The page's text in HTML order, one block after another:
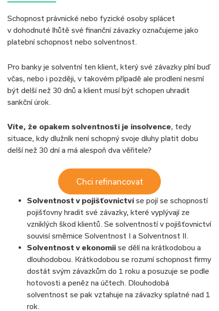
Schopnost právnické nebo fyzické osoby splácet
v dohodnuté lhůtě své finanční závazky označujeme jako
platební schopnost nebo solventnost.
Pro banky je solventní ten klient, který své závazky plní buď
včas, nebo i později, v takovém případě ale prodlení nesmí
být delší než 30 dnů a klient musí být schopen uhradit
sankční úrok.
Víte, že opakem solventnosti je insolvence, tedy
situace, kdy dlužník není schopný svoje dluhy platit dobu
delší než 30 dní a má alespoň dva věřitele?
Chci refinancovat
Solventnost v pojišťovnictvíse pojí se schopností
pojišťovny hradit své závazky, které vyplývají ze
vzniklých škod klientů. Se solventností v pojišťovnictví
souvisí směrnice Solventnost I a Solventnost II.
Solventnost v ekonomii se dělí na krátkodobou a
dlouhodobou. Krátkodobou se rozumí schopnost firmy
dostát svým závazkům do 1 roku a posuzuje se podle
hotovosti a peněz na účtech. Dlouhodobá
solventnost se pak vztahuje na závazky splatné nad 1
rok.